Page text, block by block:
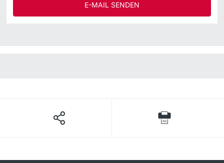
E-MAIL SENDEN